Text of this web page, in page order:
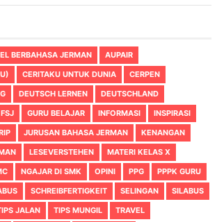
BERBAHASA JERMAN
AUPAIR
CERITAKU UNTUK DUNIA
CERPEN
DEUTSCH LERNEN
DEUTSCHLAND
FSJ GURU BELAJAR INFORMASI
INSPIRASI
JURUSAN BAHASA JERMAN
KENANGAN
LESEVERSTEHEN
MATERI KELAS X
NGAJAR DI SMK OPINI PPG
PPPK GURU
SCHREIBFERTIGKEIT SELINGAN
SILABUS
JALAN TIPS MUNGIL
TRAVEL